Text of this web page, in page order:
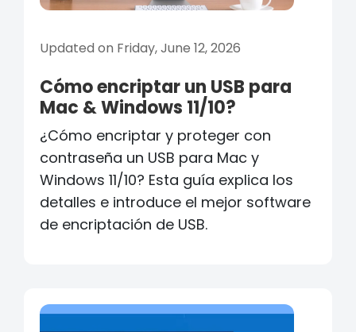
Updated on Friday, June 12, 2026
Cómo encriptar un USB para
Mac & Windows 11/10?
¿Cómo encriptar y proteger con
contraseña un USB para Mac y
Windows 11/10? Esta guía explica los
detalles e introduce el mejor software
de encriptación de USB.